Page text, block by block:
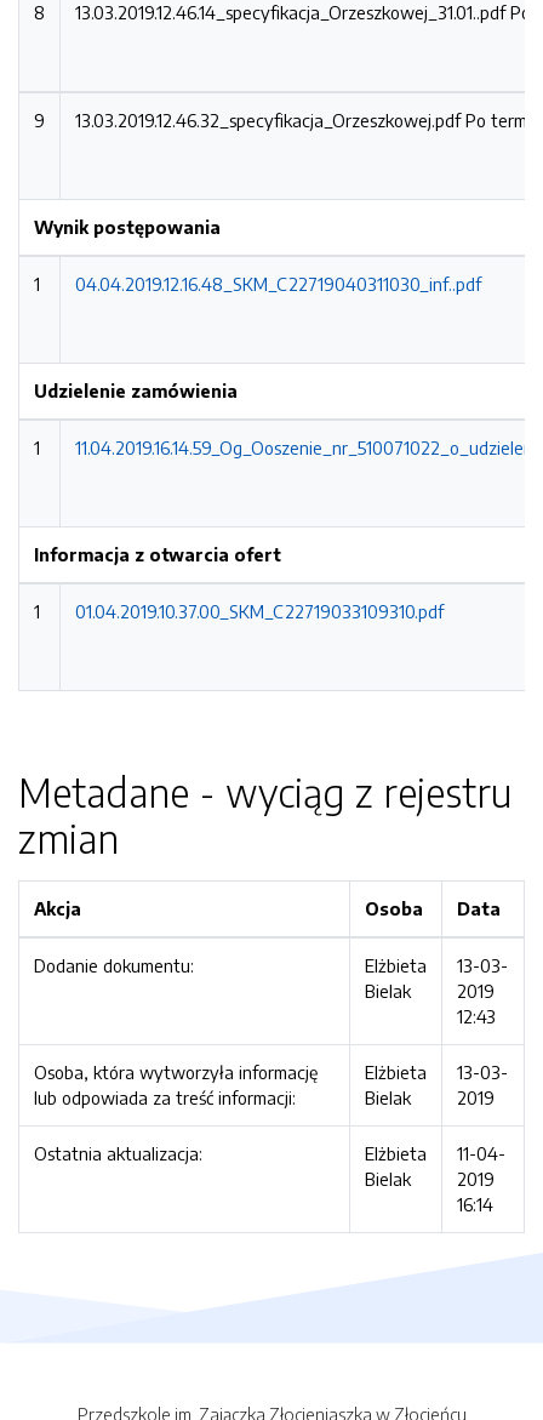
8 13.03.2019.12.46.14_specyfikacja_Orzeszkowej_31.01..pdfPo
9 13.03.2019.12.46.32_specyfikacja_Orzeszkowej.pdfPo
Wynik postępowania
1 04.04.2019.12.16.48_SKM_C22719040311030_inf..pdf
Udzielenie zamówienia
1
Informacja z otwarcia ofert
1 01.04.2019.10.37.00_SKM_C22719033109310.pdf
Metadane - wyciąg z rejestru
zmian
Akcja Osoba Data
Dodanie dokumentu:
Elżbieta
Bielak
13-03-
2019
12:43
Osoba, która wytworzyła informację
lub odpowiada za treść informacji:
Elżbieta
Bielak
13-03-
2019
Ostatnia aktualizacja:
Elżbieta
Bielak
11-04-
2019
16:14
Przedszkole im. Zajączka Złocieniaszka w Złocieńcu